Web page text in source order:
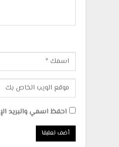
احفظ اسمي والبريد